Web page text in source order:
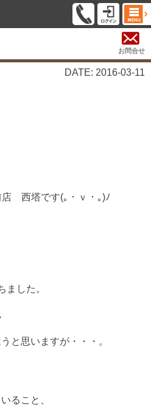
お問合せ
DATE: 2016-03-11
店 西塔です(｡ ･ ｖ ･ ｡)ﾉ
ました。
と思いますが・・・。
ること、